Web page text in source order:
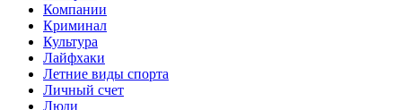
Компании
Криминал
Культура
Лайфхаки
Летние виды спорта
Личный счет
Люди